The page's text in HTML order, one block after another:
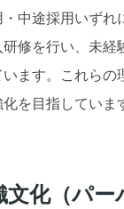
中途採用いずれ
研修を行い、未
います。これら
を目指していま
文化（パー